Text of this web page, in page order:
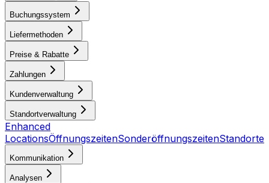
Buchungssystem
Liefermethoden
Preise & Rabatte
Zahlungen
Kundenverwaltung
Standortverwaltung
Enhanced
LocationsÖffnungszeitenSonderöffnungszeiten
Kommunikation
Analysen